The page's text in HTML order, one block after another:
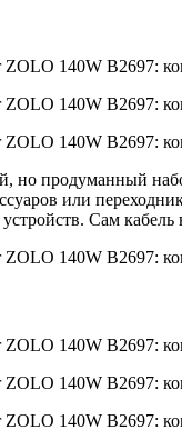
но продуманный
или
Сам кабель